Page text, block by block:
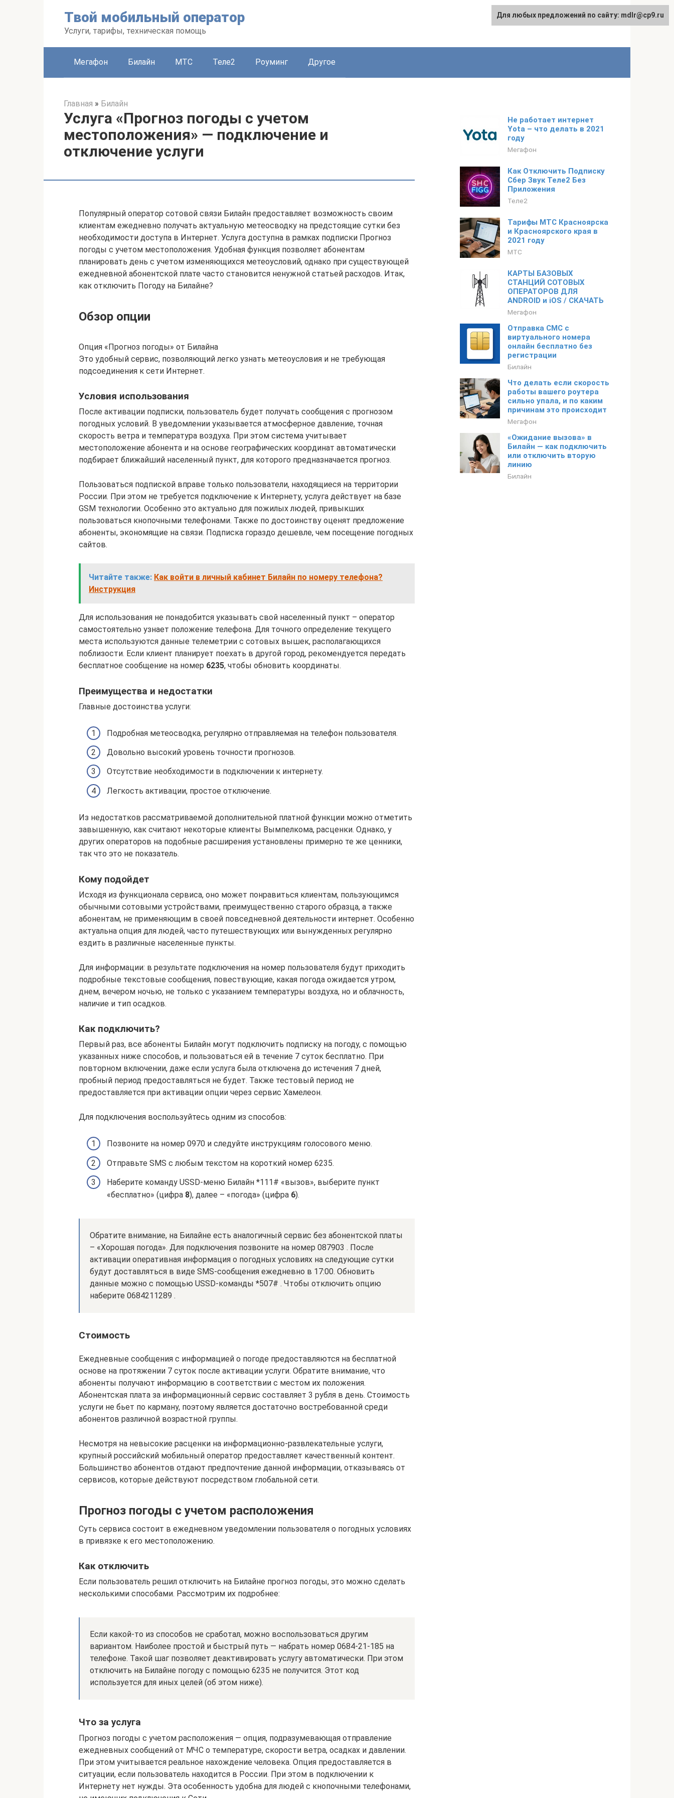
Твой мобильный оператор
Услуги, тарифы, техническая помощь
Мегафон Билайн МТС Теле2 Роуминг Другое
Главная » Билайн
Услуга «Прогноз погоды с учетом
местоположения» — подключение и
отключение услуги
Популярный оператор сотовой связи Билайн предоставляет возможность своим
клиентам ежедневно получать актуальную метеосводку на предстоящие сутки без
необходимости доступа в Интернет. Услуга доступна в рамках подписки Прогноз
погоды с учетом местоположения. Удобная функция позволяет абонентам
планировать день с учетом изменяющихся метеоусловий, однако при существующей
ежедневной абонентской плате часто становится ненужной статьей расходов. Итак,
как отключить Погоду на Билайне?
Обзор опции
Опция «Прогноз погоды» от Билайна
Это удобный сервис, позволяющий легко узнать метеоусловия и не требующая
подсоединения к сети Интернет.
Условия использования
После активации подписки, пользователь будет получать сообщения с прогнозом
погодных условий. В уведомлении указывается атмосферное давление, точная
скорость ветра и температура воздуха. При этом система учитывает
местоположение абонента и на основе географических координат автоматически
подбирает ближайший населенный пункт, для которого предназначается прогноз.
Пользоваться подпиской вправе только пользователи, находящиеся на территории
России. При этом не требуется подключение к Интернету, услуга действует на базе
GSM технологии. Особенно это актуально для пожилых людей, привыкших
пользоваться кнопочными телефонами. Также по достоинству оценят предложение
абоненты, экономящие на связи. Подписка гораздо дешевле, чем посещение погодных
сайтов.
Читайте также: Как войти в личный кабинет Билайн по номеру телефона?
Инструкция
Для использования не понадобится указывать свой населенный пункт – оператор
самостоятельно узнает положение телефона. Для точного определение текущего
места используются данные телеметрии с сотовых вышек, располагающихся
поблизости. Если клиент планирует поехать в другой город, рекомендуется передать
бесплатное сообщение на номер 6235, чтобы обновить координаты.
Преимущества и недостатки
Главные достоинства услуги:
Подробная метеосводка, регулярно отправляемая на телефон пользователя.
Довольно высокий уровень точности прогнозов.
Отсутствие необходимости в подключении к интернету.
Легкость активации, простое отключение.
Из недостатков рассматриваемой дополнительной платной функции можно отметить
завышенную, как считают некоторые клиенты Вымпелкома, расценки. Однако, у
других операторов на подобные расширения установлены примерно те же ценники,
так что это не показатель.
Кому подойдет
Исходя из функционала сервиса, оно может понравиться клиентам, пользующимся
обычными сотовыми устройствами, преимущественно старого образца, а также
абонентам, не применяющим в своей повседневной деятельности интернет. Особенно
актуальна опция для людей, часто путешествующих или вынужденных регулярно
ездить в различные населенные пункты.
Для информации: в результате подключения на номер пользователя будут приходить
подробные текстовые сообщения, повествующие, какая погода ожидается утром,
днем, вечером ночью, не только с указанием температуры воздуха, но и облачность,
наличие и тип осадков.
Как подключить?
Первый раз, все абоненты Билайн могут подключить подписку на погоду, с помощью
указанных ниже способов, и пользоваться ей в течение 7 суток бесплатно. При
повторном включении, даже если услуга была отключена до истечения 7 дней,
пробный период предоставляться не будет. Также тестовый период не
предоставляется при активации опции через сервис Хамелеон.
Для подключения воспользуйтесь одним из способов:
Позвоните на номер 0970 и следуйте инструкциям голосового меню.
Отправьте SMS с любым текстом на короткий номер 6235.
Наберите команду USSD-меню Билайн *111# «вызов», выберите пункт
«бесплатно» (цифра 8), далее – «погода» (цифра 6).
Обратите внимание, на Билайне есть аналогичный сервис без абонентской платы
– «Хорошая погода». Для подключения позвоните на номер 087903 . После
активации оперативная информация о погодных условиях на следующие сутки
будут доставляться в виде SMS-сообщения ежедневно в 17:00. Обновить
данные можно с помощью USSD-команды *507# . Чтобы отключить опцию
наберите 0684211289 .
Стоимость
Ежедневные сообщения с информацией о погоде предоставляются на бесплатной
основе на протяжении 7 суток после активации услуги. Обратите внимание, что
абоненты получают информацию в соответствии с местом их положения.
Абонентская плата за информационный сервис составляет 3 рубля в день. Стоимость
услуги не бьет по карману, поэтому является достаточно востребованной среди
абонентов различной возрастной группы.
Несмотря на невысокие расценки на информационно-развлекательные услуги,
крупный российский мобильный оператор предоставляет качественный контент.
Большинство абонентов отдают предпочтение данной информации, отказываясь от
сервисов, которые действуют посредством глобальной сети.
Прогноз погоды с учетом расположения
Суть сервиса состоит в ежедневном уведомлении пользователя о погодных условиях
в привязке к его местоположению.
Как отключить
Если пользователь решил отключить на Билайне прогноз погоды, это можно сделать
несколькими способами. Рассмотрим их подробнее:
Если какой-то из способов не сработал, можно воспользоваться другим
вариантом. Наиболее простой и быстрый путь — набрать номер 0684-21-185 на
телефоне. Такой шаг позволяет деактивировать услугу автоматически. При этом
отключить на Билайне погоду с помощью 6235 не получится. Этот код
используется для иных целей (об этом ниже).
Что за услуга
Прогноз погоды с учетом расположения — опция, подразумевающая отправление
ежедневных сообщений от МЧС о температуре, скорости ветра, осадках и давлении.
При этом учитывается реальное нахождение человека. Опция предоставляется в
ситуации, если пользователь находится в России. При этом в подключении к
Интернету нет нужды. Эта особенность удобна для людей с кнопочными телефонами,
Не работает интернет
Yota – что делать в 2021
году
Мегафон
Как Отключить Подписку
Сбер Звук Теле2 Без
Приложения
Теле2
Тарифы МТС Красноярска
и Красноярского края в
2021 году
МТС
КАРТЫ БАЗОВЫХ
СТАНЦИЙ СОТОВЫХ
ОПЕРАТОРОВ ДЛЯ
ANDROID и iOS / СКАЧАТЬ
Мегафон
Отправка СМС с
виртуального номера
онлайн бесплатно без
регистрации
Билайн
Что делать если скорость
работы вашего роутера
сильно упала, и по каким
причинам это происходит
Мегафон
«Ожидание вызова» в
Билайн — как подключить
или отключить вторую
линию
Билайн
Для любых предложений по сайту: mdlr@cp9.ru